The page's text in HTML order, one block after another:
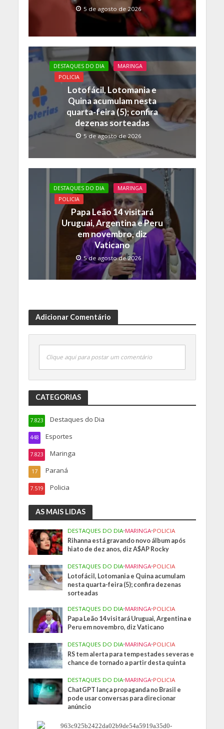
5 de agosto de 2026
DESTAQUES DO DIA
MARINGA
POLICIA
Lotofácil, Lotomania e
Quina acumulam nesta
quarta-feira (5); confira
dezenas sorteadas
5 de agosto de 2026
DESTAQUES DO DIA
MARINGA
POLICIA
Papa Leão 14 visitará
Uruguai, Argentina e Peru
em novembro, diz
Vaticano
5 de agosto de 2026
Adicionar Comentário
Clique aqui para postar um comentário
CATEGORIAS
Destaques do Dia
7.823
Esportes
448
Maringa
7.823
Paraná
17
Policia
7.519
AS MAIS LIDAS
DESTAQUES DO DIA•MARINGA•POLICIA
Rihanna está gravando novo álbum após
hiato de dez anos, diz A$AP Rocky
DESTAQUES DO DIA•MARINGA•POLICIA
Lotofácil, Lotomania e Quina acumulam
nesta quarta-feira (5); confira dezenas
sorteadas
DESTAQUES DO DIA•MARINGA•POLICIA
Papa Leão 14 visitará Uruguai, Argentina e
Peru em novembro, diz Vaticano
DESTAQUES DO DIA•MARINGA•POLICIA
RS tem alerta para tempestades severas e
chance de tornado a partir desta quinta
DESTAQUES DO DIA•MARINGA•POLICIA
ChatGPT lança propaganda no Brasil e
pode usar conversas para direcionar
anúncio